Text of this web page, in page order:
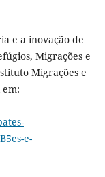
e a inovação de
Migrações e
Migrações e
em:
e-